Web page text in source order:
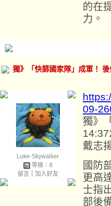
的在
力。
獨》「快篩國家隊」成軍！
Luke-Skywalker
等級：8
留言｜ 加入好友
09-
獨》
戴志
國防
更高
士指
部後